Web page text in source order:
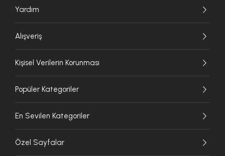
Yardım
Alışveriş
Kişisel Verilerin Korunması
Popüler Kategoriler
En Sevilen Kategoriler
Özel Sayfalar